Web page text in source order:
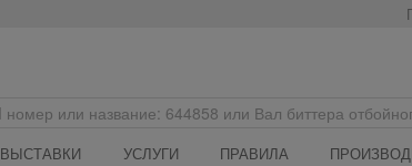
ВЫСТАВКИ УСЛУГИ ПРАВИЛА